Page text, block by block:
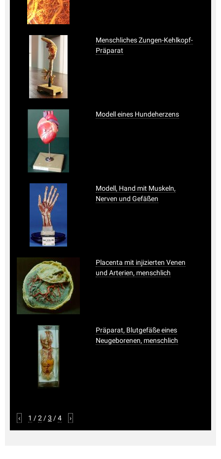
Menschliches Zungen-Kehlkopf-
Präparat
Modell eines Hundeherzens
Modell, Hand mit Muskeln,
Nerven und Gefäßen
Placenta mit injizierten Venen
und Arterien, menschlich
Präparat, Blutgefäße eines
Neugeborenen, menschlich
‹ 1 /2 /3 /4 ›